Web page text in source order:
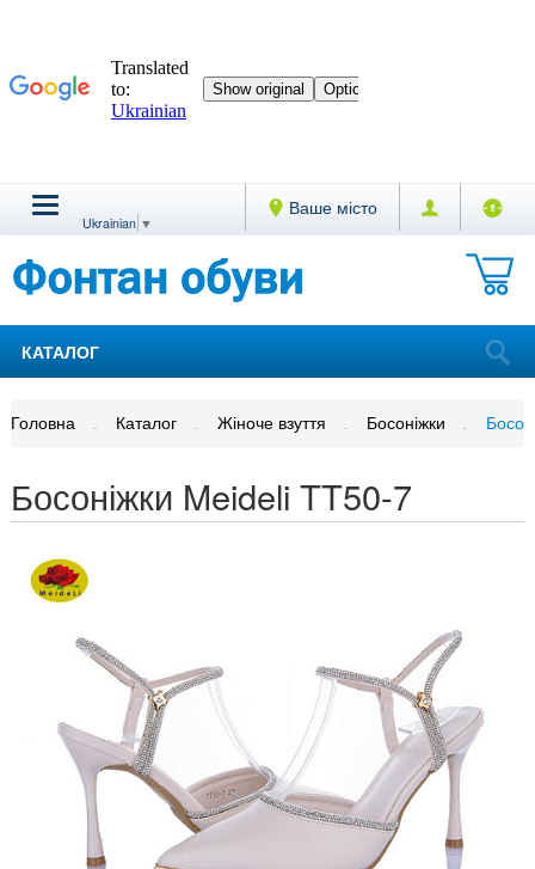
Ваше місто
Ukrainian ▼
КАТАЛОГ
Головна Каталог Жіноче взуття Босоніжки
Босоніжки Meideli TT50-7